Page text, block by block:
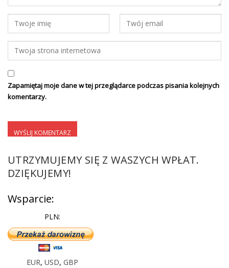
Zapamiętaj moje dane w tej przeglądarce podczas pisania kolejnych
komentarzy.
UTRZYMUJEMY SIĘ Z WASZYCH WPŁAT.
DZIĘKUJEMY!
Wsparcie:
PLN:
EUR, USD, GBP